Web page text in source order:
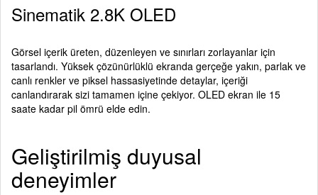
Sinematik 2.8K OLED
Görsel içerik üreten, düzenleyen ve sınırları zorlayanlar için
tasarlandı. Yüksek çözünürlüklü ekranda gerçeğe yakın, parlak ve
canlı renkler ve piksel hassasiyetinde detaylar, içeriği
canlandırarak sizi tamamen içine çekiyor. OLED ekran ile 15
saate kadar pil ömrü elde edin.
Geliştirilmiş duyusal
deneyimler